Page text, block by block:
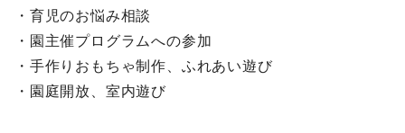
・育児のお悩み相談
・園主催プログラムへの参加
・手作りおもちゃ制作、ふれあい遊び
・園庭開放、室内遊び